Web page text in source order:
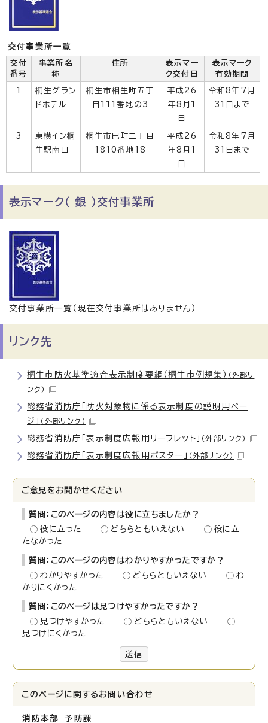
交付事業所一覧
交付
番号
事業所名
称
住所
表示マー
ク交付日
表示マーク
有効期間
1
桐生グラン
ドホテル
桐生市相生町五丁
目111番地の3
平成26
年8月1
日
令和8年7月
31日まで
3
東横イン桐
生駅南口
桐生市巴町二丁目
1810番地18
平成26
年8月1
日
令和8年7月
31日まで
表示マーク（ 銀 ）交付事業所
交付事業所一覧（現在交付事業所はありません）
リンク先
桐生市防火基準適合表示制度要綱（桐生市例規集） （外部リ
ンク）
総務省消防庁「防火対象物に係る表示制度の説明用ペー
ジ」 （外部リンク）
総務省消防庁「表示制度広報用リーフレット」 （外部リンク）
総務省消防庁「表示制度広報用ポスター」 （外部リンク）
ご意見をお聞かせください
質問：このページの内容は役に立ちましたか？
役に立った
どちらともいえない
役に立
たなかった
質問：このページの内容はわかりやすかったですか？
わかりやすかった
どちらともいえない
わ
かりにくかった
質問：このページは見つけやすかったですか？
見つけやすかった
どちらともいえない
見つけにくかった
送信
このページに関する お問い合わせ
消防本部 予防課